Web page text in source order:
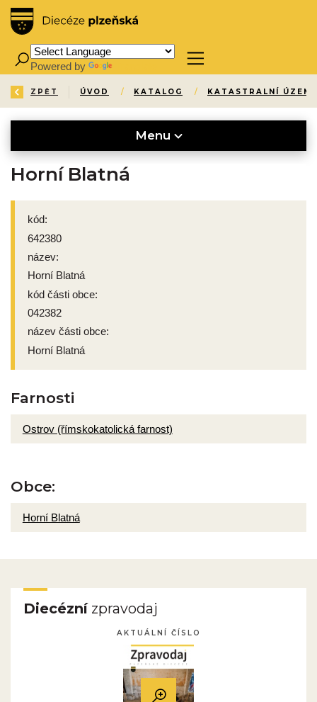
Powered by
ZPĚT ÚVOD / KATALOG / KATASTRALNÍ ÚZEMÍ
Menu
Horní Blatná
kód:
642380
název:
Horní Blatná
kód části obce:
042382
název části obce:
Horní Blatná
Farnosti
Ostrov (římskokatolická farnost)
Obce:
Horní Blatná
Diecéznízpravodaj
AKTUÁLNÍ ČÍSLO